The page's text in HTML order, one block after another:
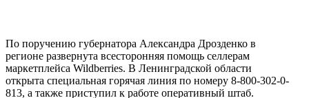
По поручению губернатора Александра Дрозденко в
регионе развернута всесторонняя помощь селлерам
маркетплейса Wildberries. В Ленинградской области
открыта специальная горячая линия по номеру 8-800-302-0-
813, а также приступил к работе оперативный штаб.